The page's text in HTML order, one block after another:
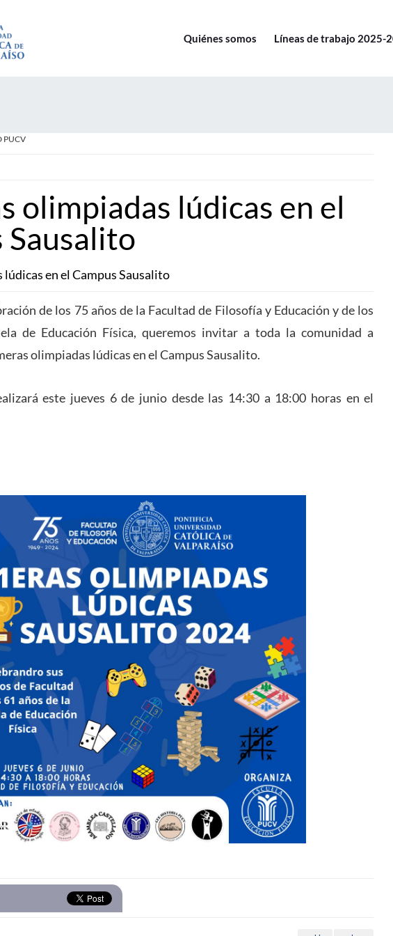
Quiénes somos Líneas de trabajo 2025-
PUCV
olimpiadas lúdicas en el
Sausalito
en el Campus Sausalito
de los 75 años de la Facultad de Filosofía y Educación y de los
de Educación Física, queremos invitar a toda la comunidad a
olimpiadas lúdicas en el Campus Sausalito.
este jueves 6 de junio desde las 14:30 a 18:00 horas en el